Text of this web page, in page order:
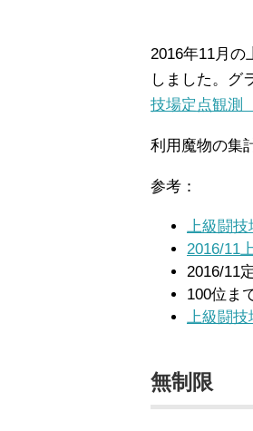
2016年11月の
しました。グ
技場定点観測
利用魔物の集
参考：
上級闘
2016/11
2016/11
100位ま
上級闘技
無制限